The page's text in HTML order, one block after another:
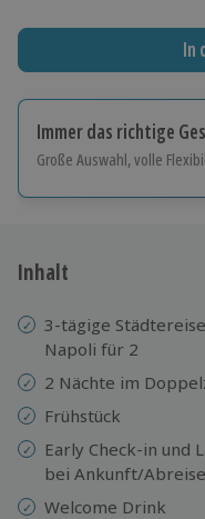
In
Immer das richtige
Große Auswahl, volle
Jeder Gutschein für
Inhalt
3-tägige
Napoli für 2
2 Nächte im
Frühstück
Early Check-in und
bei Ankunft/
Welcome Drink